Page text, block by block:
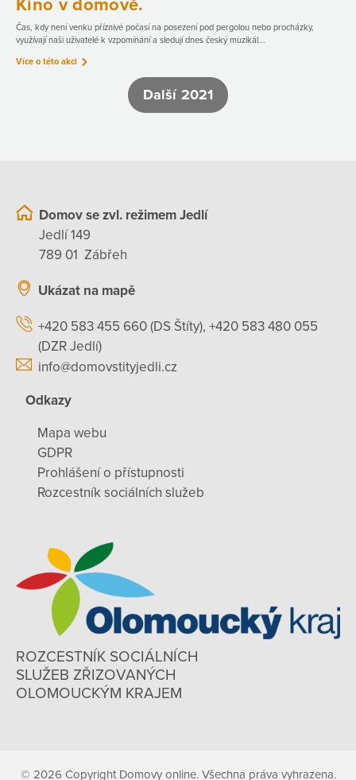
Kino v domově.
Čas, kdy není venku příznivé počasí na posezení pod pergolou nebo procházky,
využívají naši uživatelé k vzpomínání a sledují dnes český muzikál...
Více o této akci
Další 2021
Domov se zvl. režimem Jedlí
Jedlí 149
789 01 Zábřeh
Ukázat na mapě
+420 583 455 660 (DS Štíty), +420 583 480 055
(DZR Jedlí)
info@domovstityjedli.cz
Odkazy
Mapa webu
GDPR
Prohlášení o přístupnosti
Rozcestník sociálních služeb
ROZCESTNÍK SOCIÁLNÍCH
SLUŽEB ZŘIZOVANÝCH
OLOMOUCKÝM KRAJEM
© 2026 Copyright Domovy online. Všechna práva vyhrazena.